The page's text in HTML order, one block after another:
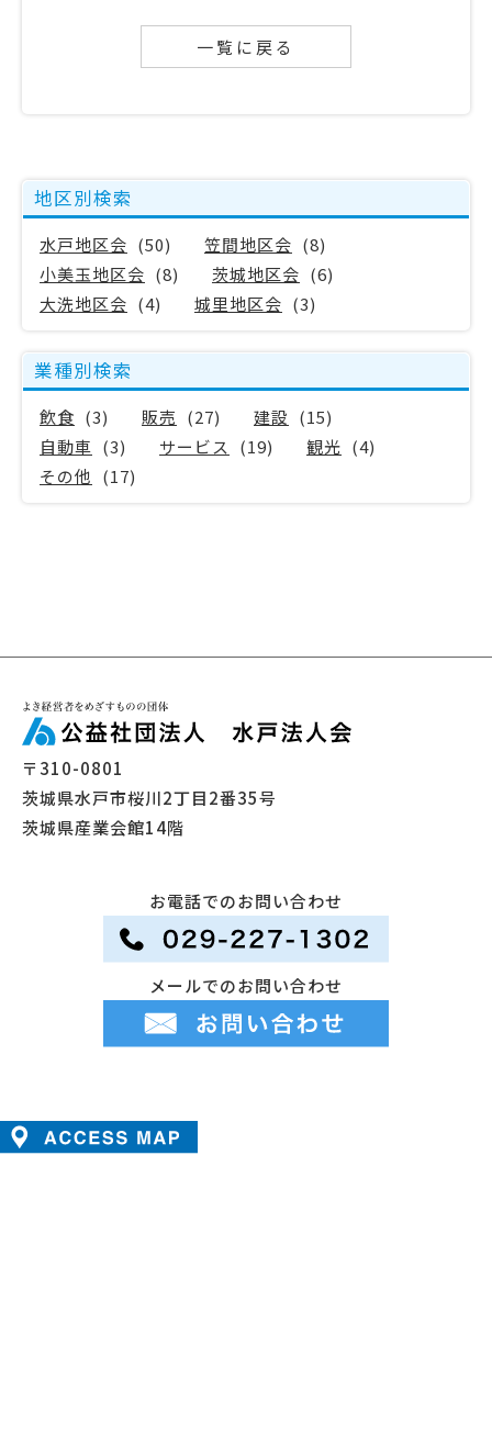
地区別検索
水戸地区会 (50) 笠間地区会 (8)
小美玉地区会 (8) 茨城地区会 (6)
大洗地区会 (4) 城里地区会 (3)
業種別検索
飲食 (3) 販売 (27) 建設 (15)
自動車 (3) サービス (19) 観光 (4)
その他 (17)
一覧に戻る
〒310-0801
茨城県水戸市桜川2丁目2番35号
茨城県産業会館14階
お電話でのお問い合わせ
メールでのお問い合わせ